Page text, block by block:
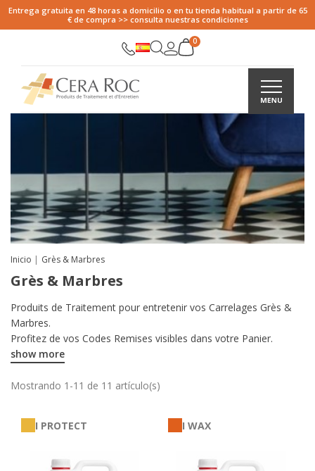
Entrega gratuita en 48 horas a domicilio o en tu tienda habitual a partir de 65
€ de compra >> consulta nuestras condiciones
Inicio Grès & Marbres
Grès & Marbres
Produits de Traitement pour entretenir vos Carrelages Grès &
Marbres.
Profitez de vos Codes Remises visibles dans votre Panier.
show more
Mostrando 1-11 de 11 artículo(s)
I PROTECT I WAX